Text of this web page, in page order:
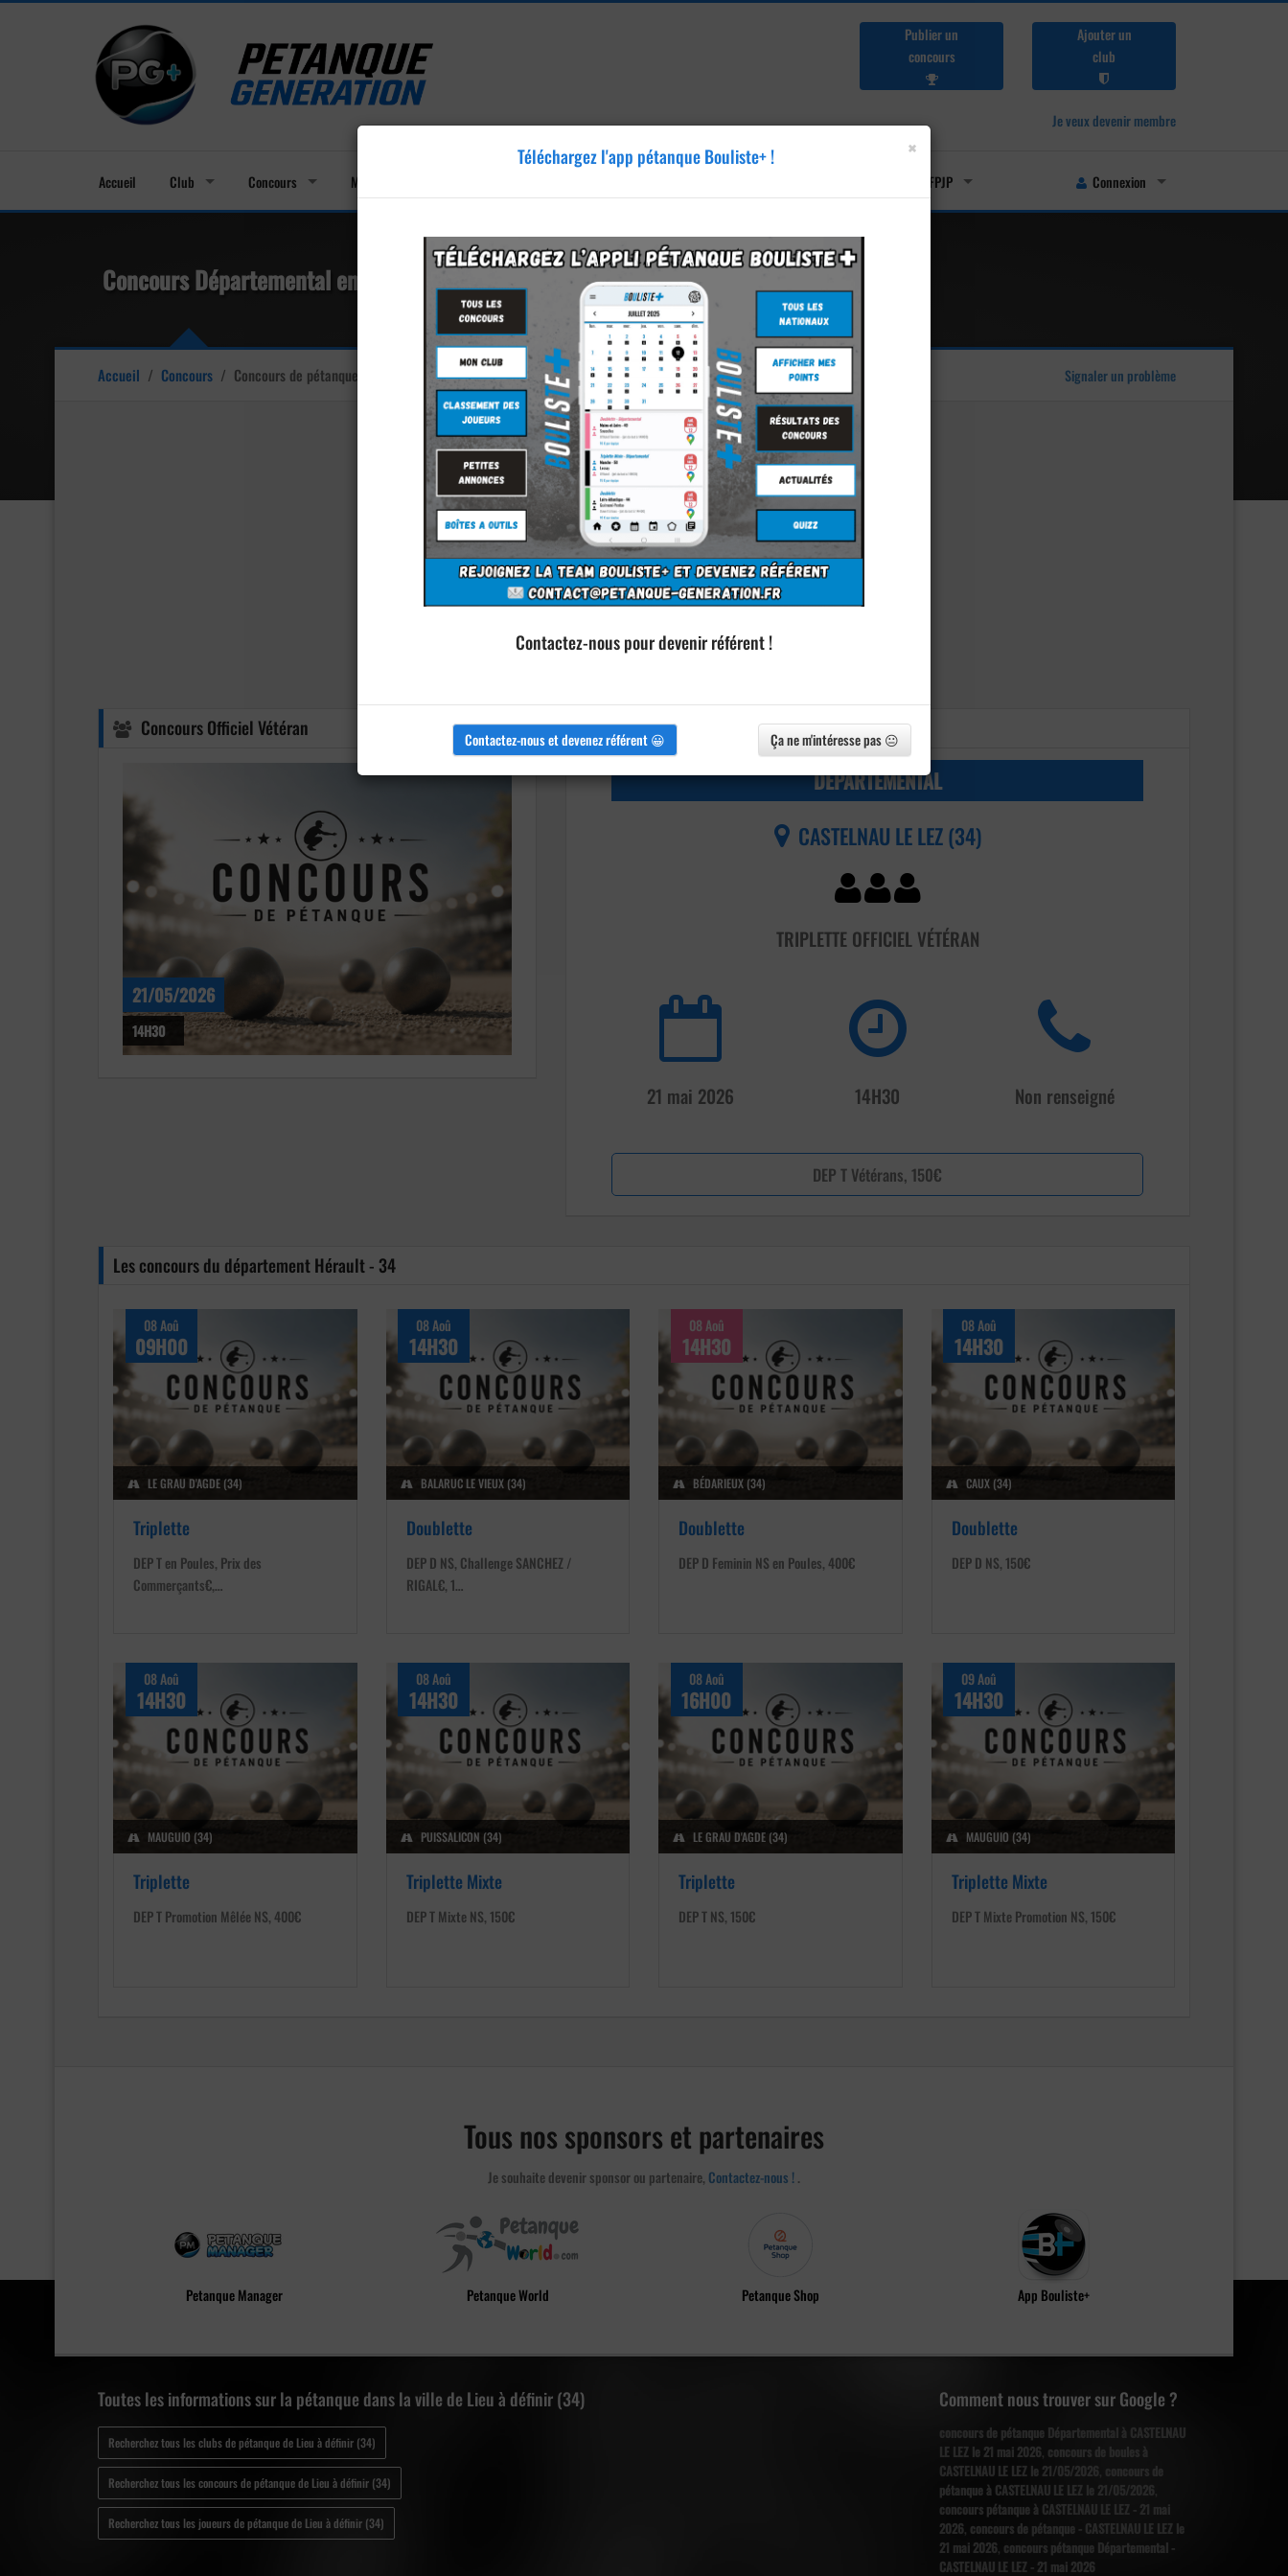
Publier un
concours
Ajouter un
club
Je veux devenir membre
Accueil Club Concours Membres Licenciés FFPJP Connexion
Concours Départemental en Triplette - CASTELNAU LE LEZ - jeudi 21 mai 2026
Accueil / Concours / Concours de pétanque Officiel Vétéran - CASTELNAU LE LEZ - 21/05/2026 Signaler un problème
Concours Officiel Vétéran Agrandir l'image
21/05/2026
14H30
Informations Imprimer l'affiche
DÉPARTEMENTAL
CASTELNAU LE LEZ (34)
TRIPLETTE OFFICIEL VÉTÉRAN
21 mai 2026 14H30 Non renseigné
DEP T Vétérans, 150€
Les concours du département Hérault - 34
08 Aoû
09H00
LE GRAU D'AGDE (34)
Triplette
DEP T en Poules, Prix des
Commerçants€,…
08 Aoû
14H30
BALARUC LE VIEUX (34)
Doublette
DEP D NS, Challenge SANCHEZ /
RIGAL€, 1…
08 Aoû
14H30
BÉDARIEUX (34)
Doublette
DEP D Feminin NS en Poules, 400€
08 Aoû
14H30
CAUX (34)
Doublette
DEP D NS, 150€
08 Aoû
14H30
MAUGUIO (34)
Triplette
DEP T Promotion Mêlée NS, 400€
08 Aoû
14H30
PUISSALICON (34)
Triplette Mixte
DEP T Mixte NS, 150€
08 Aoû
16H00
LE GRAU D'AGDE (34)
Triplette
DEP T NS, 150€
09 Aoû
14H30
MAUGUIO (34)
Triplette Mixte
DEP T Mixte Promotion NS, 150€
Tous nos sponsors et partenaires
Je souhaite devenir sponsor ou partenaire, Contactez-nous !.
Petanque Manager Petanque World Petanque Shop App Bouliste+
×
Téléchargez l'app pétanque Bouliste+ !
Contactez-nous pour devenir référent !
Contactez-nous et devenez référent 😀 Ça ne m'intéresse pas 😐
Toutes les informations sur la pétanque dans la ville de Lieu à définir (34)
Recherchez tous les clubs de pétanque de Lieu à définir (34)
Recherchez tous les concours de pétanque de Lieu à définir (34)
Recherchez tous les joueurs de pétanque de Lieu à définir (34)
Comment nous trouver sur Google ?
concours de pétanque Départemental à CASTELNAU
LE LEZ le 21 mai 2026, concours de boules à
CASTELNAU LE LEZ le 21/05/2026,
concours de
pétanque à CASTELNAU LE LEZ le 21/05/2026,
concours pétanque à CASTELNAU LE LEZ - 21 mai
2026, concours de pétanque - CASTELNAU LE LEZ le
21 mai 2026, concours pétanque Départemental -
CASTELNAU LE LEZ - 21 mai 2026